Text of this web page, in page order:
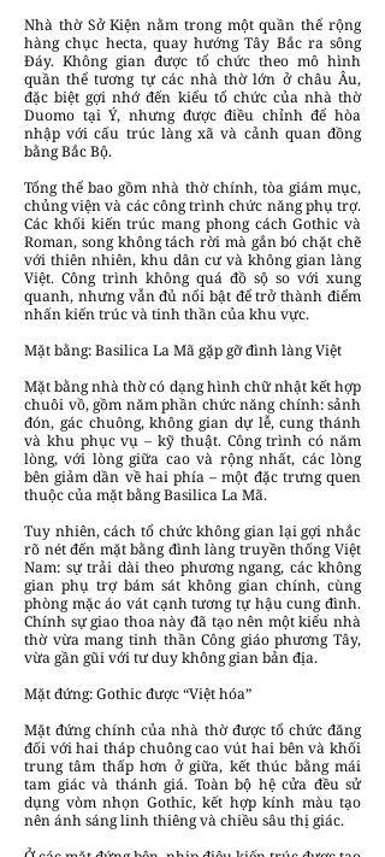
Nhà thờ Sở Kiện nằm trong một quần thể rộng
hàng chục hecta, quay hướng Tây Bắc ra sông
Đáy. Không gian được tổ chức theo mô hình
quần thể tương tự các nhà thờ lớn ở châu Âu,
đặc biệt gợi nhớ đến kiểu tổ chức của nhà thờ
Duomo tại Ý, nhưng được điều chỉnh để hòa
nhập với cấu trúc làng xã và cảnh quan đồng
bằng Bắc Bộ.
Tổng thể bao gồm nhà thờ chính, tòa giám mục,
chủng viện và các công trình chức năng phụ trợ.
Các khối kiến trúc mang phong cách Gothic và
Roman, song không tách rời mà gắn bó chặt chẽ
với thiên nhiên, khu dân cư và không gian làng
Việt. Công trình không quá đồ sộ so với xung
quanh, nhưng vẫn đủ nổi bật để trở thành điểm
nhấn kiến trúc và tinh thần của khu vực.
Mặt bằng: Basilica La Mã gặp gỡ đình làng Việt
Mặt bằng nhà thờ có dạng hình chữ nhật kết hợp
chuôi vồ, gồm năm phần chức năng chính: sảnh
đón, gác chuông, không gian dự lễ, cung thánh
và khu phục vụ – kỹ thuật. Công trình có năm
lòng, với lòng giữa cao và rộng nhất, các lòng
bên giảm dần về hai phía – một đặc trưng quen
thuộc của mặt bằng Basilica La Mã.
Tuy nhiên, cách tổ chức không gian lại gợi nhắc
rõ nét đến mặt bằng đình làng truyền thống Việt
Nam: sự trải dài theo phương ngang, các không
gian phụ trợ bám sát không gian chính, cùng
phòng mặc áo vát cạnh tương tự hậu cung đình.
Chính sự giao thoa này đã tạo nên một kiểu nhà
thờ vừa mang tinh thần Công giáo phương Tây,
vừa gần gũi với tư duy không gian bản địa.
Mặt đứng: Gothic được “Việt hóa”
Mặt đứng chính của nhà thờ được tổ chức đăng
đối với hai tháp chuông cao vút hai bên và khối
trung tâm thấp hơn ở giữa, kết thúc bằng mái
tam giác và thánh giá. Toàn bộ hệ cửa đều sử
dụng vòm nhọn Gothic, kết hợp kính màu tạo
nên ánh sáng linh thiêng và chiều sâu thị giác.